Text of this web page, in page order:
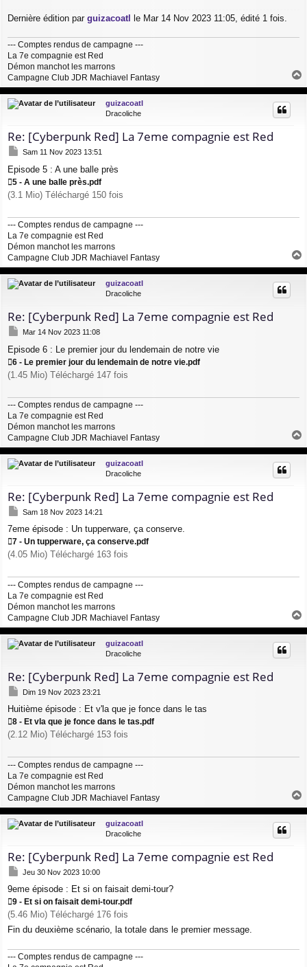
Dernière édition par guizacoatl le Mar 14 Nov 2023 11:05, édité 1 fois.
--- Comptes rendus de campagne ---
La 7e compagnie est Red
Démon manchot les marrons
Campagne Club JDR Machiavel Fantasy
a
u
guizacoatl
Dracoliche
Re: [Cyberpunk Red] La 7eme compagnie est Red
M
s
s
a
Sam 11 Nov 2023 13:51
Episode 5 : A une balle près
5 - A une balle près.pdf
(3.1 Mio) Téléchargé 150 fois
--- Comptes rendus de campagne ---
La 7e compagnie est Red
Démon manchot les marrons
Campagne Club JDR Machiavel Fantasy
a
u
guizacoatl
Dracoliche
Re: [Cyberpunk Red] La 7eme compagnie est Red
M
s
s
a
Mar 14 Nov 2023 11:08
Episode 6 : Le premier jour du lendemain de notre vie
6 - Le premier jour du lendemain de notre vie.pdf
(1.45 Mio) Téléchargé 147 fois
--- Comptes rendus de campagne ---
La 7e compagnie est Red
Démon manchot les marrons
Campagne Club JDR Machiavel Fantasy
a
u
guizacoatl
Dracoliche
Re: [Cyberpunk Red] La 7eme compagnie est Red
M
s
s
a
Sam 18 Nov 2023 14:21
7eme épisode : Un tupperware, ça conserve.
7 - Un tupperware, ça conserve.pdf
(4.05 Mio) Téléchargé 163 fois
--- Comptes rendus de campagne ---
La 7e compagnie est Red
Démon manchot les marrons
Campagne Club JDR Machiavel Fantasy
u
guizacoatl
Dracoliche
Re: [Cyberpunk Red] La 7eme compagnie est Red
M
s
s
a
Dim 19 Nov 2023 23:21
Huitième épisode : Et v'la que je fonce dans le tas
8 - Et vla que je fonce dans le tas.pdf
(2.12 Mio) Téléchargé 153 fois
--- Comptes rendus de campagne ---
La 7e compagnie est Red
Démon manchot les marrons
Campagne Club JDR Machiavel Fantasy
u
guizacoatl
Dracoliche
Re: [Cyberpunk Red] La 7eme compagnie est Red
M
s
s
a
e
Jeu 30 Nov 2023 10:00
9eme épisode : Et si on faisait demi-tour?
9 - Et si on faisait demi-tour.pdf
(5.46 Mio) Téléchargé 176 fois
Fin du deuxième scénario, la totale dans le premier message.
--- Comptes rendus de campagne ---